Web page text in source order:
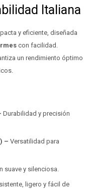
Italiana
y eficiente, diseñada
con facilidad.
un rendimiento óptimo
Durabilidad y precisión
– Versatilidad para
suave y silenciosa.
ligero y fácil de